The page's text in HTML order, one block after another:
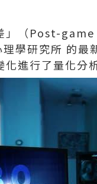
」（Post-
學研究所 的
進行了量化分